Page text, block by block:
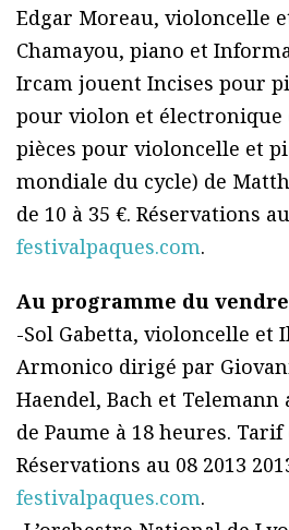
Edgar Moreau, violoncelle
Chamayou, piano et
Ircam jouent Incises pour
pour violon et électronique
pièces pour violoncelle et
mondiale du cycle) de
de 10 à 35 €. Réservations
festivalpaques.com.
Au programme du
-Sol Gabetta, violoncelle et
Armonico dirigé par
Haendel, Bach et Telemann
de Paume à 18 heures. Tarif
Réservations au 08 2013
festivalpaques.com.